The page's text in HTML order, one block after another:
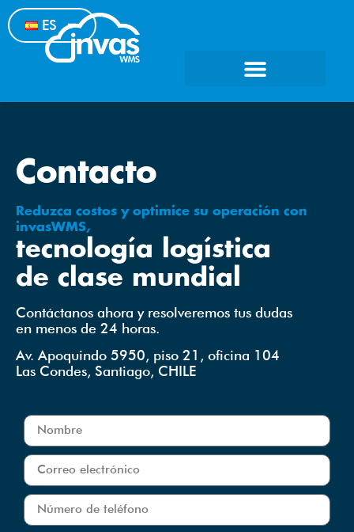
ES
Contacto
Reduzca costos y optimice su operación con
invasWMS,
tecnología logística
de clase mundial
Contáctanos ahora y resolveremos tus dudas
en menos de 24 horas.
Av. Apoquindo 5950, piso 21, oficina 104
Las Condes, Santiago, CHILE